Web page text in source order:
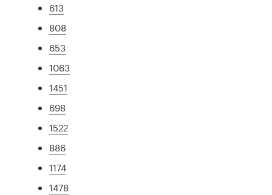
613
808
653
1063
1451
698
1522
886
1174
1478